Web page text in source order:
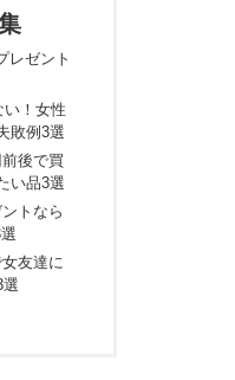
レゼント
い！女性
敗例3選
後で買
い品3選
トなら
友達に